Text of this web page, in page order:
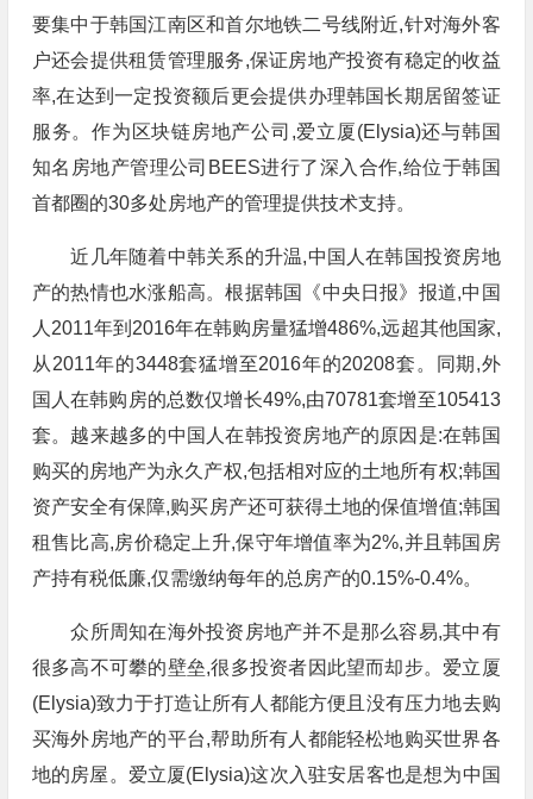
要集中于韩国江南区和首尔地铁二号线附近,针对海外客
户还会提供租赁管理服务,保证房地产投资有稳定的收益
率,在达到一定投资额后更会提供办理韩国长期居留签证
服务。作为区块链房地产公司,爱立厦(Elysia)还与韩国
知名房地产管理公司BEES进行了深入合作,给位于韩国
首都圈的30多处房地产的管理提供技术支持。
近几年随着中韩关系的升温,中国人在韩国投资房地
产的热情也水涨船高。根据韩国《中央日报》报道,中国
人2011年到2016年在韩购房量猛增486%,远超其他国家,
从2011年的3448套猛增至2016年的20208套。同期,外
国人在韩购房的总数仅增长49%,由70781套增至105413
套。越来越多的中国人在韩投资房地产的原因是:在韩国
购买的房地产为永久产权,包括相对应的土地所有权;韩国
资产安全有保障,购买房产还可获得土地的保值增值;韩国
租售比高,房价稳定上升,保守年增值率为2%,并且韩国房
产持有税低廉,仅需缴纳每年的总房产的0.15%-0.4%。
众所周知在海外投资房地产并不是那么容易,其中有
很多高不可攀的壁垒,很多投资者因此望而却步。爱立厦
(Elysia)致力于打造让所有人都能方便且没有压力地去购
买海外房地产的平台,帮助所有人都能轻松地购买世界各
地的房屋。爱立厦(Elysia)这次入驻安居客也是想为中国